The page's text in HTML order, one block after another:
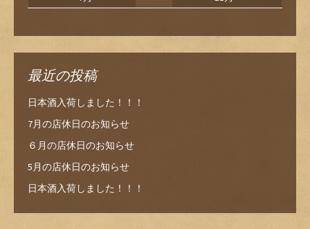
最近の投稿
日本酒入荷しました！！！
7月の店休日のお知らせ
６月の店休日のお知らせ
5月の店休日のお知らせ
日本酒入荷しました！！！